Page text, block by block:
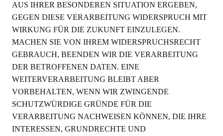
AUS IHRER BESONDEREN SITUATION ERGEBEN,
GEGEN DIESE VERARBEITUNG WIDERSPRUCH MIT
WIRKUNG FÜR DIE ZUKUNFT EINZULEGEN.
MACHEN SIE VON IHREM WIDERSPRUCHSRECHT
GEBRAUCH, BEENDEN WIR DIE VERARBEITUNG
DER BETROFFENEN DATEN. EINE
WEITERVERARBEITUNG BLEIBT ABER
VORBEHALTEN, WENN WIR ZWINGENDE
SCHUTZWÜRDIGE GRÜNDE FÜR DIE
VERARBEITUNG NACHWEISEN KÖNNEN, DIE IHRE
INTERESSEN, GRUNDRECHTE UND